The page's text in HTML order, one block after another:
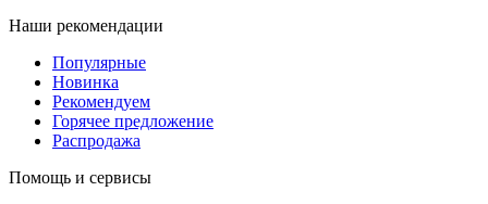
Наши рекомендации
Популярные
Новинка
Рекомендуем
Горячее предложение
Распродажа
Помощь и сервисы